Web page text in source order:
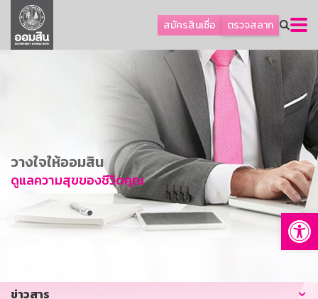
สมัครสินเชื่อ ตรวจสลาก
ลูกค้าธุรกิจ
ลูกค้าผู้ประกอบรายย่อย
การพัฒนาที่ยั่งยืน
ข่าวสาร
บริการทางการเงิน
อื่นๆ
วางใจให้ออมสิน
ดูแลความสุขของชีวิตคุณ
ข่าวสาร